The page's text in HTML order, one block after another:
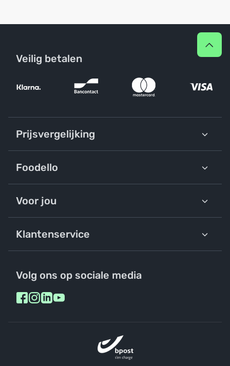
Veilig betalen
Prijsvergelijking
Foodello
Voor jou
Klantenservice
Volg ons op sociale media